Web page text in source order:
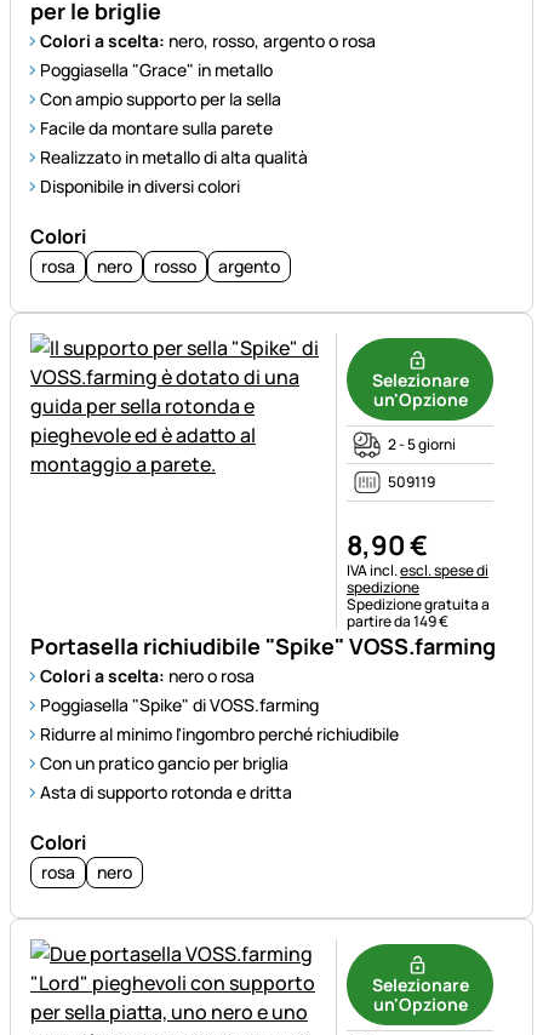
per le briglie
Colori a scelta: nero, rosso, argento o rosa
Poggiasella "Grace" in metallo
Con ampio supporto per la sella
Facile da montare sulla parete
Realizzato in metallo di alta qualità
Disponibile in diversi colori
Colori
rosa nero rosso argento
Portasella richiudibile "Spike" VOSS.farming
Colori a scelta: nero o rosa
Poggiasella "Spike" di VOSS.farming
Ridurre al minimo l'ingombro perché richiudibile
Con un pratico gancio per briglia
Asta di supporto rotonda e dritta
Colori
rosa nero
Selezionare
un'Opzione
2 - 5 giorni
509119
8,90€
Informazioni fiscali:
IVA incl.escl. spese di
spedizione
Spedizione gratuita a
partire da 149 €
Selezionare
un'Opzione